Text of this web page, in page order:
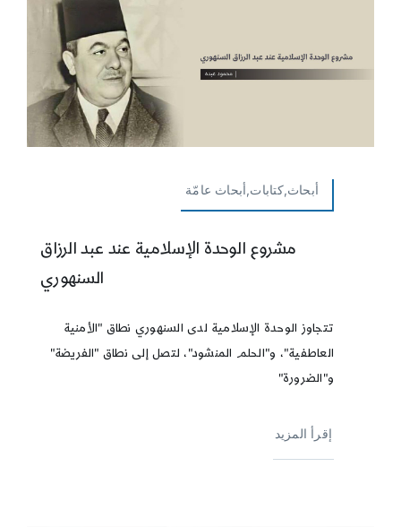
أبحاث,كتابات,أبحاث عامّة
مشروع الوحدة الإسلامية عند عبد الرزاق
السنهوري
تتجاوز الوحدة الإسلامية لدى السنهوري نطاق "الأمنية
العاطفية"، و"الحلم المنشود"، لتصل إلى نطاق "الفريضة"
و"الضرورة"
إقرأ المزيد